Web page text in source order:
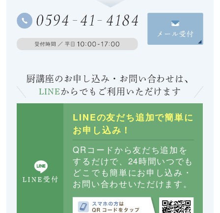
厨講座のお申し込み・お問い合わせは、
LINEからでも ご利用いただけます
LINEの友だち追加で簡単に
お申し込み！
QRコードから友だち追加を
するだけで、24時間いつでも
どこでも簡単にお申し込み・
お問い合わせいただけます。